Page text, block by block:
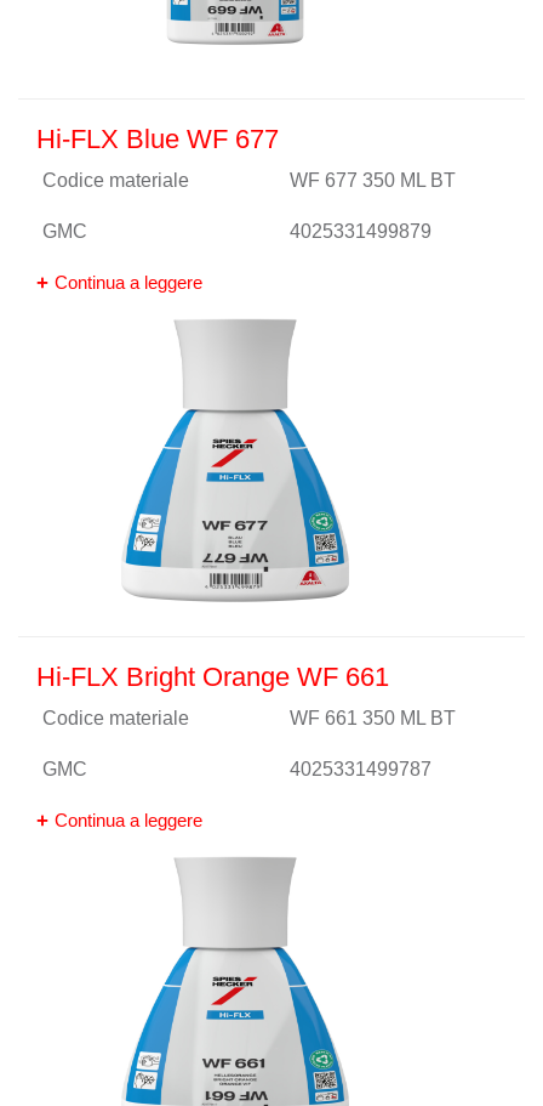
Hi-FLX Blue WF 677
Codice materiale WF 677 350 ML BT
GMC 4025331499879
Continua a leggere
Hi-FLX Bright Orange WF 661
Codice materiale WF 661 350 ML BT
GMC 4025331499787
Continua a leggere